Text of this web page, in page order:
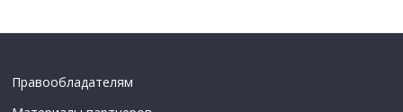
Правообладателям